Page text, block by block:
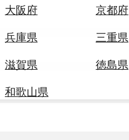
大阪府
京都府
兵庫県
三重県
滋賀県
徳島県
和歌山県